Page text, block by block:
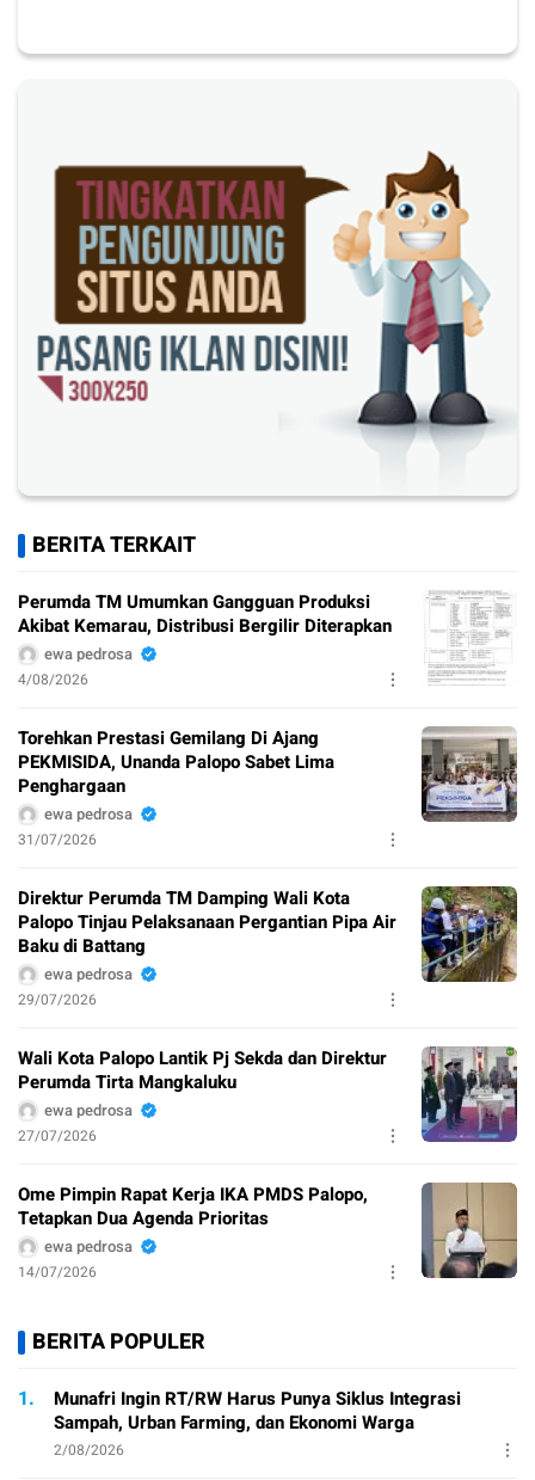
BERITA TERKAIT
Perumda TM Umumkan Gangguan Produksi
Akibat Kemarau, Distribusi Bergilir Diterapkan
ewa pedrosa
4/08/2026
Torehkan Prestasi Gemilang Di Ajang
PEKMISIDA, Unanda Palopo Sabet Lima
Penghargaan
ewa pedrosa
31/07/2026
Direktur Perumda TM Damping Wali Kota
Palopo Tinjau Pelaksanaan Pergantian Pipa Air
Baku di Battang
ewa pedrosa
29/07/2026
Wali Kota Palopo Lantik Pj Sekda dan Direktur
Perumda Tirta Mangkaluku
ewa pedrosa
27/07/2026
Ome Pimpin Rapat Kerja IKA PMDS Palopo,
Tetapkan Dua Agenda Prioritas
ewa pedrosa
14/07/2026
BERITA POPULER
1.
Munafri Ingin RT/RW Harus Punya Siklus Integrasi
Sampah, Urban Farming, dan Ekonomi Warga
2/08/2026